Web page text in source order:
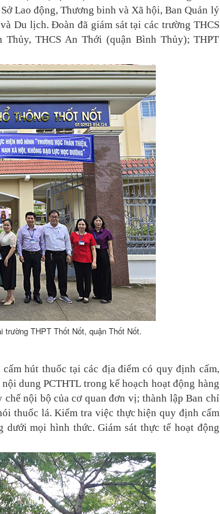
Lao động, Thương binh và Xã hội, Ban Quản lý
Du lịch. Đoàn đã giám sát tại các trường THCS
THCS An Thới (quận Bình Thủy); THPT
THPT Thốt Nốt, quận Thốt Nốt.
hút thuốc tại các địa điểm có quy định cấm,
nội dung PCTHTL trong kế hoạch hoạt động hàng
nội bộ của cơ quan đơn vị; thành lập Ban chỉ
thuốc lá. Kiểm tra việc thực hiện quy định cấm
dưới mọi hình thức. Giám sát thực tế hoạt động